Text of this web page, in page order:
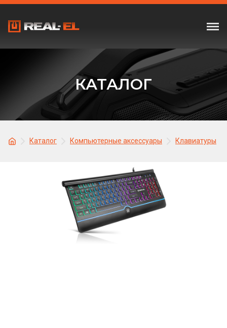
КАТАЛОГ
Каталог Компьютерные аксессуары Клавиатуры